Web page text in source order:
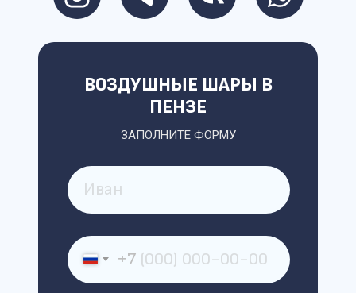
ЗАПОЛНИТЕ ФОРМУ
ВОЗДУШНЫЕ ШАРЫ В
ПЕНЗЕ
+7